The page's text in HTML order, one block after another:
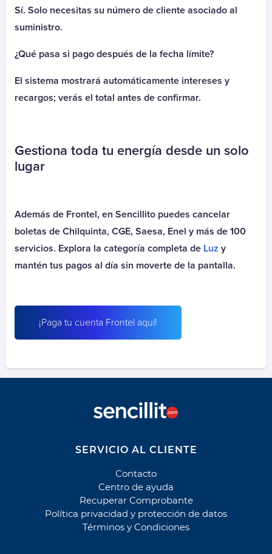
Coopeuch Crédito de Consumo
Coopeuch Crédito Hipotecario
Fashions Park Tarjeta
Hipotecaria HLC Leasing
Hites Tarjeta
Oriencoop
Renta Nacional G. Operacionales
Renta Nacional Seguro de Vida
Reprograma CAE
Ripley Tarjeta
Scotiabank Leasing
C. Educacional Alta Cordillera
C. Educacional Colegio Altazor
C. Educacional The Little School
C. Fundadores Quilpue
C. Fundadores Quilpue
Sí. Solo necesitas su número de cliente asociado al
suministro.
¿Qué pasa si pago después de la fecha límite?
El sistema mostrará automáticamente intereses y
recargos; verás el total antes de confirmar.
Gestiona toda tu energía desde un solo
lugar
Además de Frontel, en Sencillito puedes cancelar
boletas de Chilquinta, CGE, Saesa, Enel y más de 100
servicios. Explora la categoría completa de Luz y
mantén tus pagos al día sin moverte de la pantalla.
¡Paga tu cuenta Frontel aquí!
SERVICIO AL CLIENTE
Contacto
Centro de ayuda
Recuperar Comprobante
Política privacidad y protección de datos
Términos y Condiciones